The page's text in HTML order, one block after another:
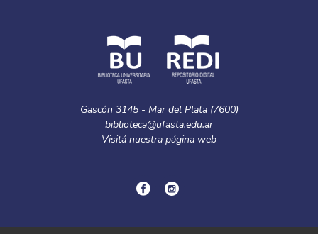
Gascón 3145 - Mar del Plata (7600)
biblioteca@ufasta.edu.ar
Visitá nuestra página web